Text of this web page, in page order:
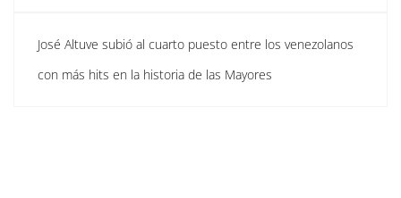
José Altuve subió al cuarto puesto entre los venezolanos
con más hits en la historia de las Mayores